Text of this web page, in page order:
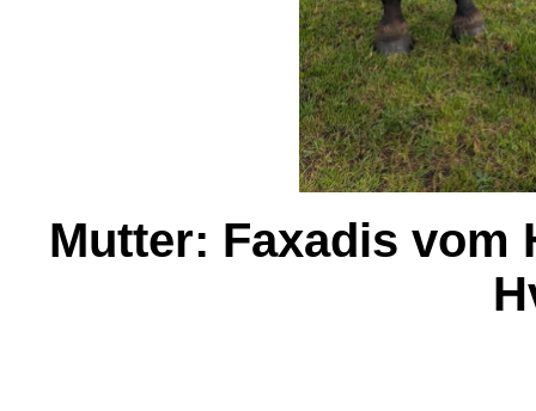
Mutter: Faxadis vom